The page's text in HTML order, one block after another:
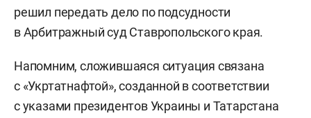
решил передать дело по подсудности
в Арбитражный суд Ставропольского края.
Напомним, сложившаяся ситуация связана
с «Укртатнафтой», созданной в соответствии
с указами президентов Украины и Татарстана